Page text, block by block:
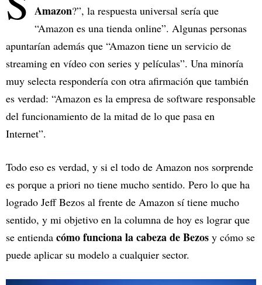
Amazon?”, la respuesta universal sería que
“Amazon es una tienda online”. Algunas personas
apuntarían además que “Amazon tiene un servicio de
streaming en vídeo con series y películas”. Una minoría
muy selecta respondería con otra afirmación que también
es verdad: “Amazon es la empresa de software responsable
del funcionamiento de la mitad de lo que pasa en
Internet”.
Todo eso es verdad, y si el todo de Amazon nos sorprende
es porque a priori no tiene mucho sentido. Pero lo que ha
logrado Jeff Bezos al frente de Amazon sí tiene mucho
sentido, y mi objetivo en la columna de hoy es lograr que
se entienda cómo funciona la cabeza de Bezos y cómo se
puede aplicar su modelo a cualquier sector.